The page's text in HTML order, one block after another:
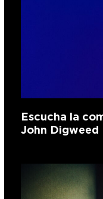
Escucha la
John Digweed